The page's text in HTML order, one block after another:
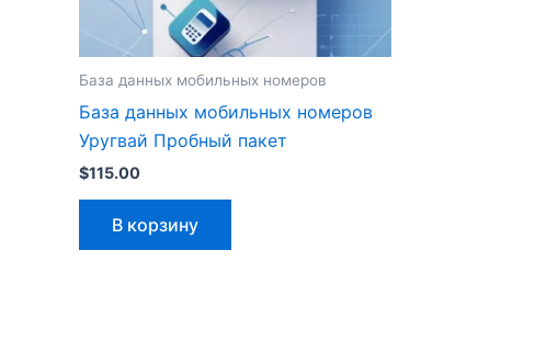
База данных мобильных номеров
База данных мобильных номеров
Уругвай Пробный пакет
$115.00
В корзину